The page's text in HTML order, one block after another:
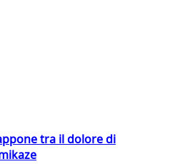
tra il dolore di